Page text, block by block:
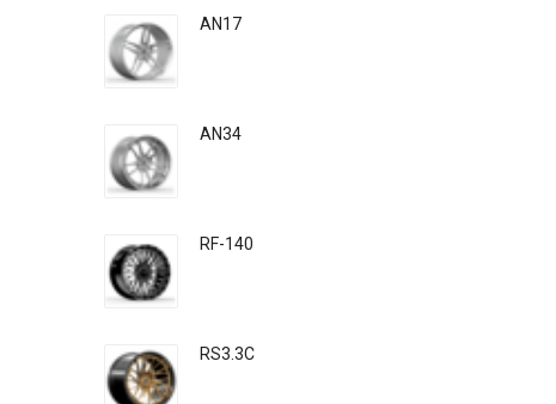
AN17
AN34
RF-140
RS3.3C